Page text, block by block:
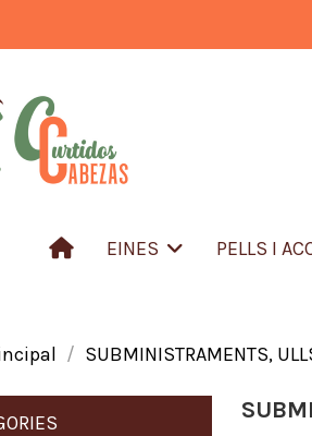
EINES PELLS I
SUBMINISTRAMENTS,